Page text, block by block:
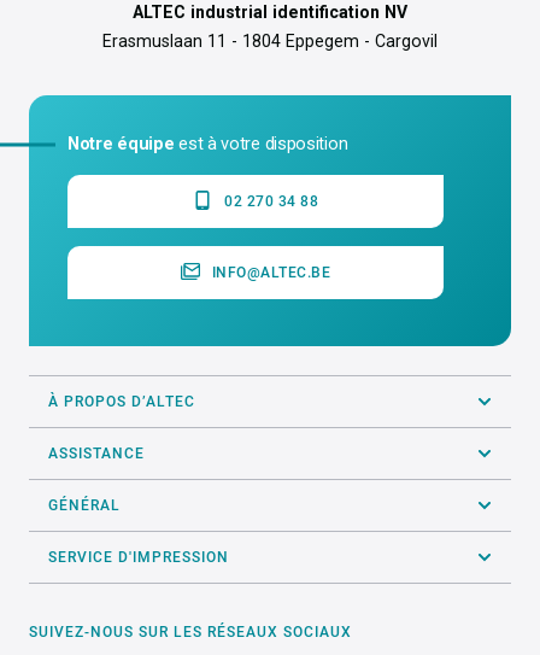
ALTEC industrial identification NV
Erasmuslaan 11 - 1804 Eppegem - Cargovil
Notre équipe est à votre disposition
02 270 34 88
INFO@ALTEC.BE
À PROPOS D’ALTEC
ASSISTANCE
GÉNÉRAL
SERVICE D'IMPRESSION
SUIVEZ-NOUS SUR LES RÉSEAUX SOCIAUX